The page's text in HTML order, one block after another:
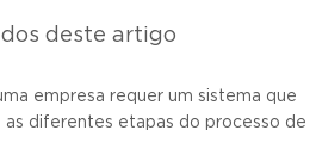
deste artigo
empresa requer um sistema que
diferentes etapas do processo de